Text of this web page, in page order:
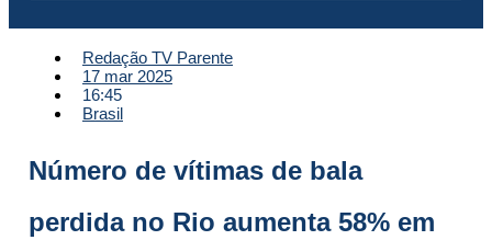
Redação TV Parente
17 mar 2025
16:45
Brasil
Número de vítimas de bala
perdida no Rio aumenta 58% em